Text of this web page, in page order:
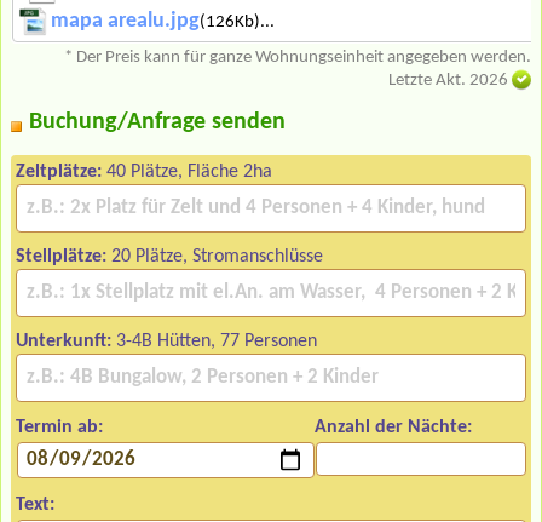
mapa arealu.jpg(126Kb)...
* Der Preis kann für ganze Wohnungseinheit angegeben werden.
Letzte Akt. 2026
Buchung/Anfrage senden
Zeltplätze: 40 Plätze, Fläche 2ha
Stellplätze: 20 Plätze, Stromanschlüsse
Unterkunft: 3-4B Hütten, 77 Personen
Termin ab: Anzahl der Nächte:
Text: